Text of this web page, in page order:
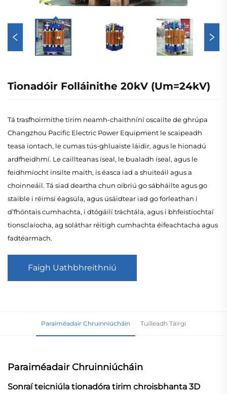
Tionadóir Folláinithe 20kV (Um=24kV)
Tá trasfhoirmithe tirim neamh-chaithníní oscailte de ghrúpa
Changzhou Pacific Electric Power Equipment le scaipeadh
teasa iontach, le cumas tús-ghluaiste láidir, agus le hionadú
ardfheidhmí. Le caillteanas íseal, le bualadh íseal, agus le
feidhmíocht insilte maith, is éasca iad a shuiteáil agus a
choinneáil. Tá siad deartha chun oibriú go sábháilte agus go
staible i réimsí éagsúla, agus úsáidtear iad go forleathan i
d’fhóntais cumhachta, i dtógáilí tráchtála, agus i bhfeistíochtaí
tionsclaíocha, ag soláthar réitigh cumhachta éifeachtacha agus
fadtéarmach.
Faigh Uathbhreithniú
Paraiméadair Chruinniúcháin Tuilleadh Táirgí
Paraiméadair Chruinniúcháin
Sonraí teicniúla tionadóra tirim chroisbhanta 3D